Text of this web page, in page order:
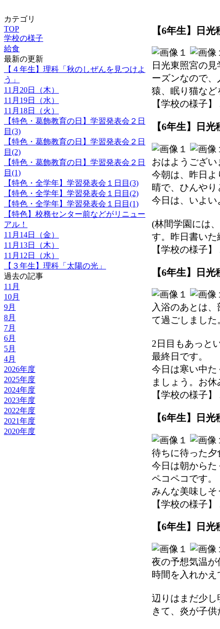
カテゴリ
TOP
学校の様子
給食
最新の更新
【４年生】理科「秋のしぜんを見つけよ
う」
11月20日（木）
11月19日（水）
11月18日（火）
【特色・葛飾教育の日】学習発表会２日
目(3)
【特色・葛飾教育の日】学習発表会２日
目(2)
【特色・葛飾教育の日】学習発表会２日
目(1)
【特色・全学年】学習発表会１日目(3)
【特色・全学年】学習発表会１日目(2)
【特色・全学年】学習発表会１日目(1)
【特色】校務センター前などがリニュー
アル！
11月14日（金）
11月13日（木）
11月12日（水）
【３年生】理科「太陽の光」
過去の記事
11月
10月
9月
8月
7月
6月
5月
4月
2026年度
2025年度
2024年度
2023年度
2022年度
2021年度
2020年度
【6年生】日
日光東照宮の
ーズンなので
猿、眠り猫な
【学校の様子
【6年生】日
おはようござ
今朝は、昨日
晴で、ひんや
今日は、いよ
(林間学園には
す。昨日書い
【学校の様子
【6年生】日
入浴のあとは
て過ごしました
2日目もあっと
最終日です。
今日は寒い中
ましょう。お
【学校の様子
【6年生】日
待ちに待った
今日は朝から
ペコペコです。
みんな美味し
【学校の様子
【6年生】日
夜の予想気温
時間を入れか
辺りはまだ少
きて、炎が子